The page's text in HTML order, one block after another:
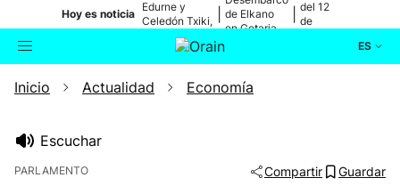
Hoy es noticia
Edurne y
Celedón Txiki,
en directo
de Elkano
en Getaria
del 12
de
ES
Buscador Actualidad
Inicio Actualidad Economía
Escuchar
PARLAMENTO Compartir Guardar